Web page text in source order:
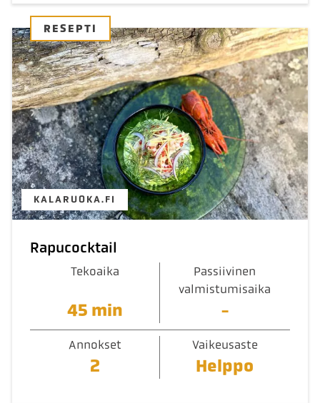
RESEPTI
KALARUOKA.FI
Rapucocktail
Tekoaika
45 min
Passiivinen
valmistumisaika
-
Annokset
2
Vaikeusaste
Helppo